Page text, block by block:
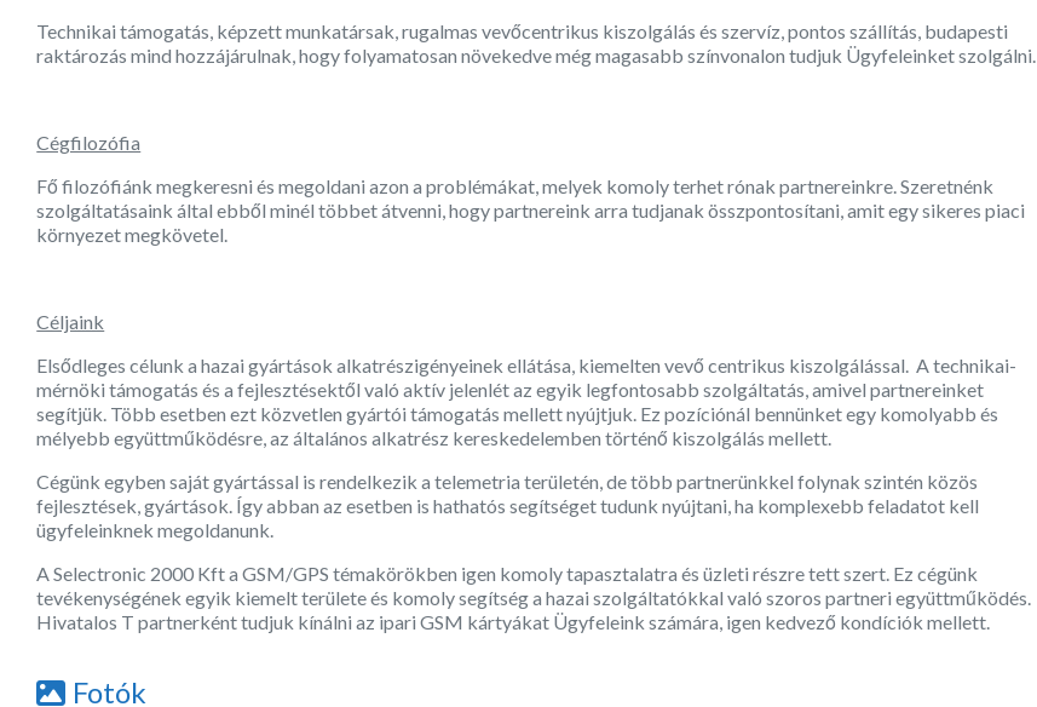
Technikai támogatás, képzett munkatársak, rugalmas vevőcentrikus kiszolgálás és szervíz, pontos szállítás, budapesti
raktározás mind hozzájárulnak, hogy folyamatosan növekedve még magasabb színvonalon tudjuk Ügyfeleinket szolgálni.
Cégfilozófia
Fő filozófiánk megkeresni és megoldani azon a problémákat, melyek komoly terhet rónak partnereinkre. Szeretnénk
szolgáltatásaink által ebből minél többet átvenni, hogy partnereink arra tudjanak összpontosítani, amit egy sikeres piaci
környezet megkövetel.
Céljaink
Elsődleges célunk a hazai gyártások alkatrészigényeinek ellátása, kiemelten vevő centrikus kiszolgálással. A technikai-
mérnöki támogatás és a fejlesztésektől való aktív jelenlét az egyik legfontosabb szolgáltatás, amivel partnereinket
segítjük. Több esetben ezt közvetlen gyártói támogatás mellett nyújtjuk. Ez pozíciónál bennünket egy komolyabb és
mélyebb együttműködésre, az általános alkatrész kereskedelemben történő kiszolgálás mellett.
Cégünk egyben saját gyártással is rendelkezik a telemetria területén, de több partnerünkkel folynak szintén közös
fejlesztések, gyártások. Így abban az esetben is hathatós segítséget tudunk nyújtani, ha komplexebb feladatot kell
ügyfeleinknek megoldanunk.
A Selectronic 2000 Kft a GSM/GPS témakörökben igen komoly tapasztalatra és üzleti részre tett szert. Ez cégünk
tevékenységének egyik kiemelt területe és komoly segítség a hazai szolgáltatókkal való szoros partneri együttműködés.
Hivatalos T partnerként tudjuk kínálni az ipari GSM kártyákat Ügyfeleink számára, igen kedvező kondíciók mellett.
Fotók